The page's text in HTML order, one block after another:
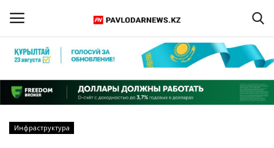
Регистрация
Главная
Инфраструктура